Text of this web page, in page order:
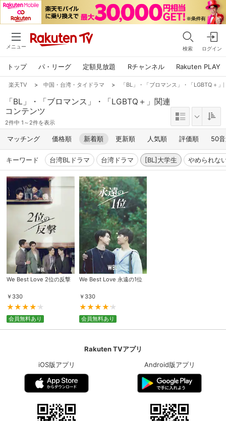
メニュー 検索 ログイン
トップ パ・リーグ 定額見放題 Rチャンネル Rakuten PLAY
楽天TV > 中国・台湾・タイドラマ > 「BL」・「ブロマンス」・「LGBTQ＋
「BL」・「ブロマンス」・「LGBTQ＋」関連
コンテンツ
2件中 1～2件を表示
マッチング 価格順 新着順 更新順 人気順 評価順 50
キーワード 台湾BLドラマ 台湾ドラマ [BL]大学生 やめられな
We Best Love 2位の反撃
￥ 330
会員無料あり
We Best Love 永遠の1位
￥ 330
会員無料あり
Rakuten TVアプリ
iOS版アプリ
Android版アプリ